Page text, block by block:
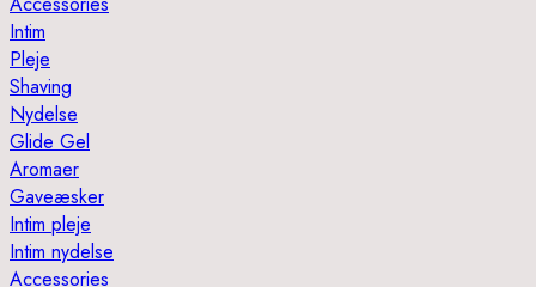
Intim
Pleje
Shaving
Nydelse
Glide Gel
Aromaer
Gaveæsker
Intim pleje
Intim nydelse
Accessories